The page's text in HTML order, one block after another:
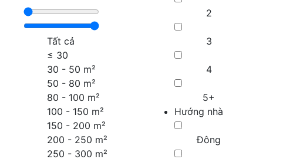
Tất cả
≤ 30
30 - 50 m²
50 - 80 m²
80 - 100 m²
100 - 150 m²
150 - 200 m²
200 - 250 m²
250 - 300 m²
2
3
4
5+
Hướng nhà
Đông